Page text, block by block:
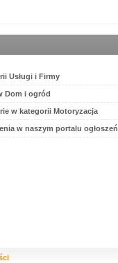
Usługi i Firmy
Dom i ogród
w kategorii Motoryzacja
w naszym portalu ogłoszeń